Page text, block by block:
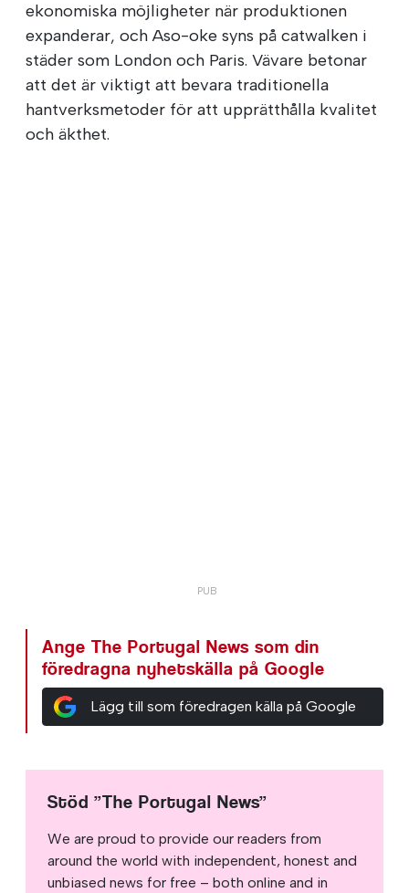
ekonomiska möjligheter när produktionen
expanderar, och Aso-oke syns på catwalken i
städer som London och Paris. Vävare betonar
att det är viktigt att bevara traditionella
hantverksmetoder för att upprätthålla kvalitet
och äkthet.
Ange The Portugal News som din
föredragna nyhetskälla på Google
Lägg till som föredragen källa på Google
Stöd ”The Portugal News”
We are proud to provide our readers from
around the world with independent, honest and
unbiased news for free – both online and in